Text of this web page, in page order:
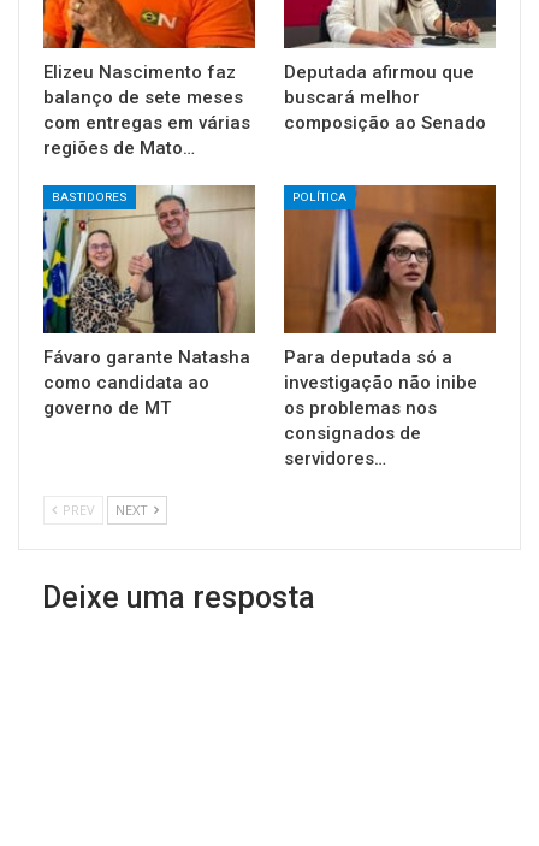
Elizeu Nascimento faz
balanço de sete meses
com entregas em várias
regiões de Mato…
Deputada afirmou que
buscará melhor
composição ao Senado
BASTIDORES
Fávaro garante Natasha
como candidata ao
governo de MT
POLÍTICA
Para deputada só a
investigação não inibe
os problemas nos
consignados de
servidores…
PREV NEXT
Deixe uma resposta